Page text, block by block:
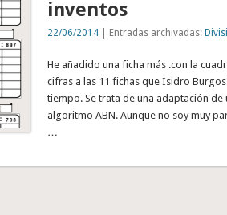
inventos
22/06/2014| Entradas archivadas:
He añadido una ficha más .con la
cifras a las 11 fichas que Isidro
tiempo. Se trata de una adaptación de
algoritmo ABN. Aunque no soy muy
…